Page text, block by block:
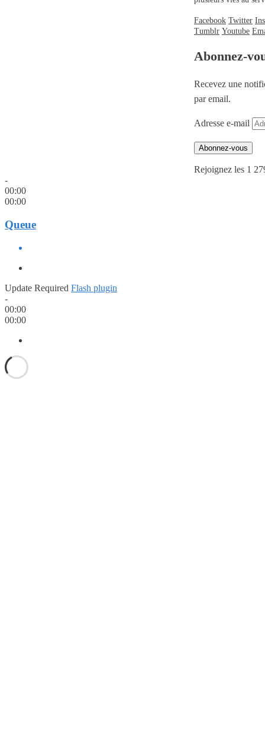
Facebook Twitter
Tumblr Youtube
Abonnez-
Recevez une
par email.
Adresse e-mail
Abonnez-vous
Rejoignez les 1
-
00:00
00:00
Queue
Update Required Flash plugin
-
00:00
00:00